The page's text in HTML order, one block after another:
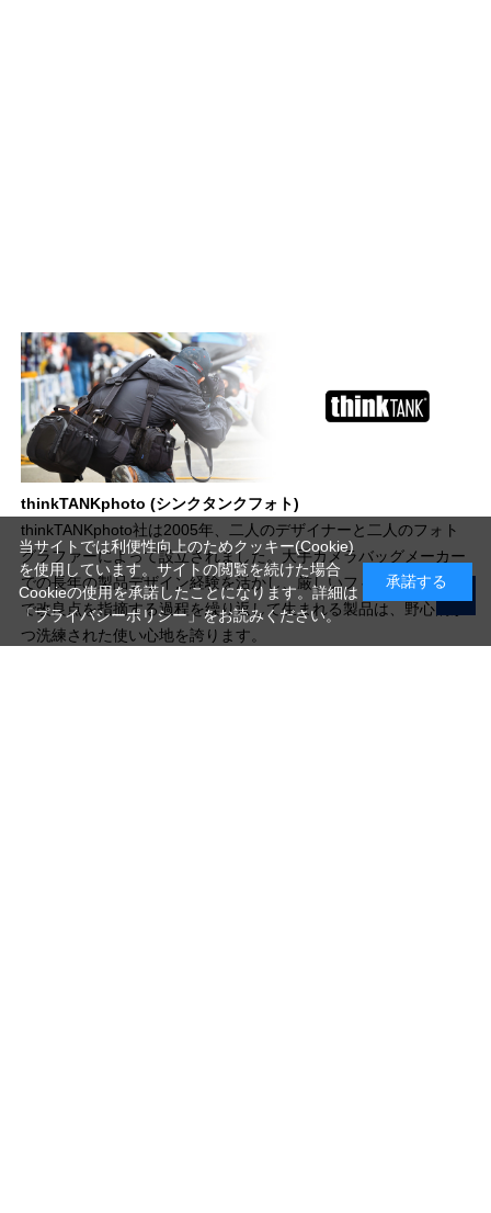
thinkTANKphoto (シンクタンクフォト)
thinkTANKphoto社は2005年、二人のデザイナーと二人のフォト
グラファーによって設立されました。大手カメラバッグメーカー
での長年の製品デザイン経験を活かし、厳しいフィールドテスト
で改良点を指摘する過程を繰り返して生まれる製品は、野心的か
つ洗練された使い心地を誇ります。
当サイトでは利便性向上のためクッキー(Cookie)
を使用しています。サイトの閲覧を続けた場合
Cookieの使用を承諾したことになります。詳細は
「プライバシーポリシー」をお読みください。
承諾する